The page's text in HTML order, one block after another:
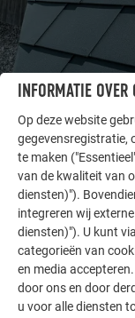
LAAT U
ANDERE
De PREFA
aluminium kan
indrukwekkende
gevel.
INFORMATIE
Op deze website
gegevensregistratie,
te maken
van de kwaliteit van
diensten)").
integreren wij
diensten)"). U kunt
categorieën van
en media
door ons en door
u voor alle diensten